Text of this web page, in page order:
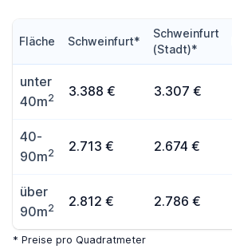
Fläche Schweinfurt*
Schweinfurt
(Stadt)*
unter
40m2 3.388 € 3.307 €
40-
90m2 2.713 € 2.674 €
über
90m2 2.812 € 2.786 €
* Preise pro Quadratmeter